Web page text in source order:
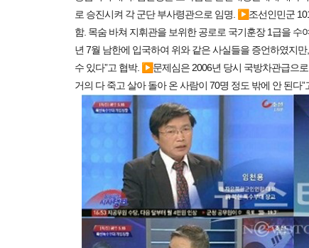
로 승진시켜 각 군단 부사령관으로 임명. ▶조선인민군
함. 목숨 바쳐 지휘관을 보위한 공로로 국기훈장 1급을
년 7월 남한에 입국하여 위와 같은 사실들을 증언하였지
수 있다”고 협박. ▶문제심은 2006년 당시 국방차관급으
거의 다 죽고 살아 돌아 온 사람이 70명 정도 밖에 안 된다”